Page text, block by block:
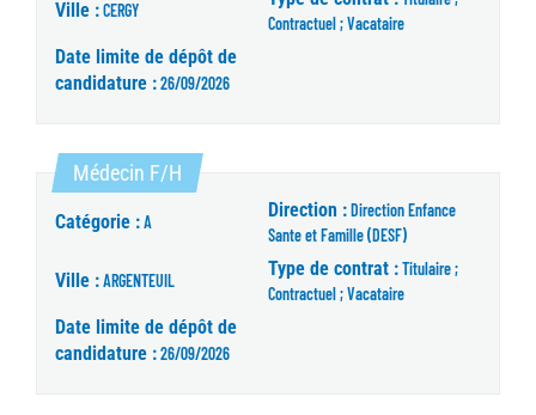
Ville :CERGY
Contractuel ; Vacataire
Date limite de dépôt de
candidature :26/09/2026
Médecin F/H (Nouvelle fenêtre)
Catégorie :A
Direction :Direction Enfance
Sante et Famille (DESF)
Ville :ARGENTEUIL
Type de contrat :Titulaire ;
Contractuel ; Vacataire
Date limite de dépôt de
candidature :26/09/2026